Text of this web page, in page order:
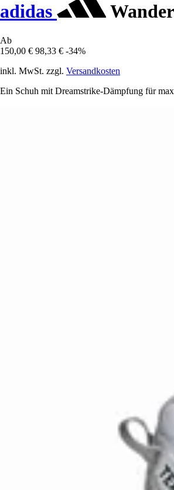
adidas
Ab
150,00 € 98,33 € -34%
inkl. MwSt. zzgl. Versandkosten
Ein Schuh mit Dreamstrike-Dämpfung für